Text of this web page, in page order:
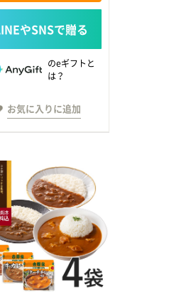
のeギフトと
は？
お気に入りに追加